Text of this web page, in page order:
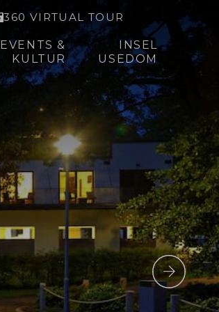
360 VIRTUAL TOUR
EVENTS &
KULTUR
INSEL
USEDOM